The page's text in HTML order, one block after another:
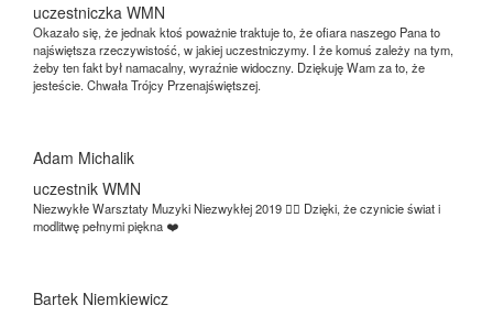
uczestniczka WMN
Okazało się, że jednak ktoś poważnie traktuje to, że ofiara naszego Pana to
najświętsza rzeczywistość, w jakiej uczestniczymy. I że komuś zależy na tym,
żeby ten fakt był namacalny, wyraźnie widoczny. Dziękuję Wam za to, że
jesteście. Chwała Trójcy Przenajświętszej.
Adam Michalik
uczestnik WMN
Niezwykłe Warsztaty Muzyki Niezwykłej 2019 👌🏻 Dzięki, że czynicie świat i
modlitwę pełnymi piękna ❤️
Bartek Niemkiewicz